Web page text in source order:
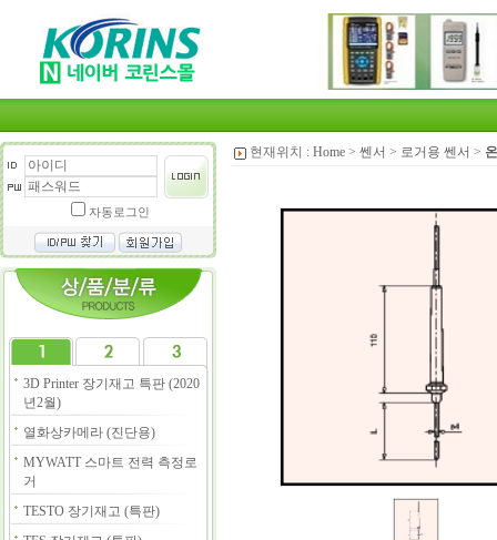
자동로그인
3D Printer 장기재고 특판 (2020
년2월)
열화상카메라 (진단용)
MYWATT 스마트 전력 측정로
거
TESTO 장기재고 (특판)
현재위치 : Home> 쎈서 > 로거용 쎈서 >